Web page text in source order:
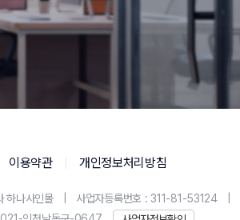
이용약관 개인정보처리방침
하나사인몰 사업자등록번호 : 311-81-53124